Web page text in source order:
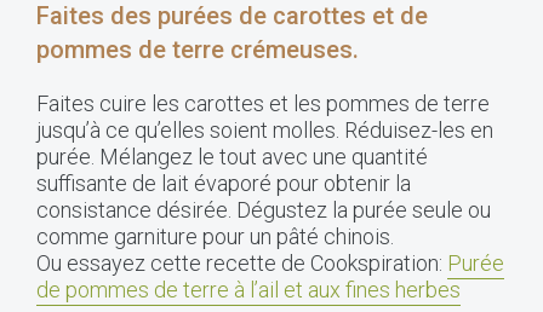
Faites des purées de carottes et de
pommes de terre crémeuses.
Faites cuire les carottes et les pommes de terre
jusqu’à ce qu’elles soient molles. Réduisez-les en
purée. Mélangez le tout avec une quantité
suffisante de lait évaporé pour obtenir la
consistance désirée. Dégustez la purée seule ou
comme garniture pour un pâté chinois.
Ou essayez cette recette de Cookspiration: Purée
de pommes de terre à l’ail et aux fines herbes